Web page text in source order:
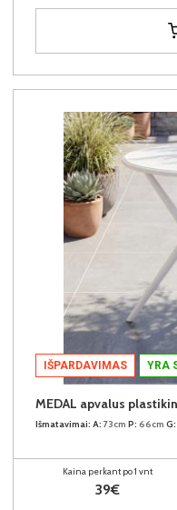
IŠPARDAVIMAS YRA
MEDAL apvalus
Išmatavimai: A: 73cm P: 66cm G:
Kaina perkant po 1 vnt
39€